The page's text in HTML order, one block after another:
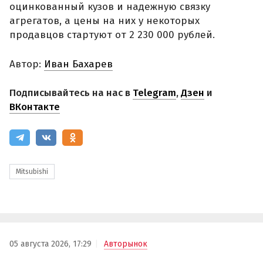
оцинкованный кузов и надежную связку
агрегатов, а цены на них у некоторых
продавцов стартуют от 2 230 000 рублей.
Автор: Иван Бахарев
Подписывайтесь на нас в Telegram,Дзен и
ВКонтакте
Mitsubishi
05 августа 2026, 17:29 Авторынок